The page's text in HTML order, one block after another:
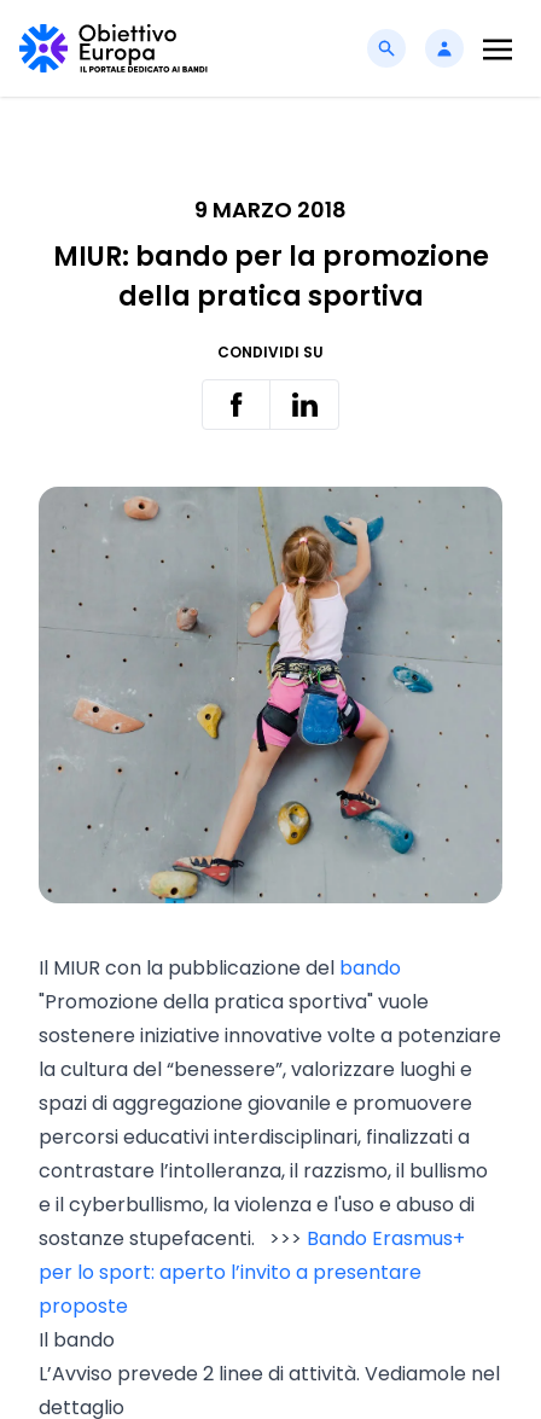
9 MARZO 2018
MIUR: bando per la promozione
della pratica sportiva
CONDIVIDI SU
Il MIUR con la pubblicazione del bando
"Promozione della pratica sportiva" vuole
sostenere iniziative innovative volte a potenziare
la cultura del “benessere”, valorizzare luoghi e
spazi di aggregazione giovanile e promuovere
percorsi educativi interdisciplinari, finalizzati a
contrastare l’intolleranza, il razzismo, il bullismo
e il cyberbullismo, la violenza e l'uso e abuso di
sostanze stupefacenti. >>> Bando Erasmus+
per lo sport: aperto l’invito a presentare
proposte
Il bando
L’Avviso prevede 2 linee di attività. Vediamole nel
dettaglio